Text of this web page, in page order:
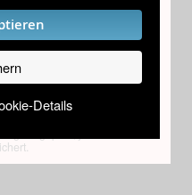
Details
ein